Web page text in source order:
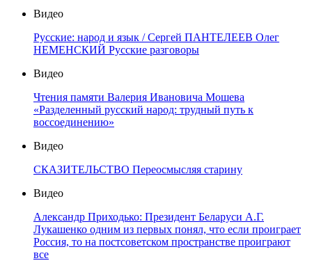
Видео
Русские: народ и язык / Сергей ПАНТЕЛЕЕВ Олег
НЕМЕНСКИЙ Русские разговоры
Видео
Чтения памяти Валерия Ивановича Мошева
«Разделенный русский народ: трудный путь к
воссоединению»
Видео
СКАЗИТЕЛЬСТВО Переосмысляя старину
Видео
Александр Приходько: Президент Беларуси А.Г.
Лукашенко одним из первых понял, что если проиграет
Россия, то на постсоветском пространстве проиграют
все